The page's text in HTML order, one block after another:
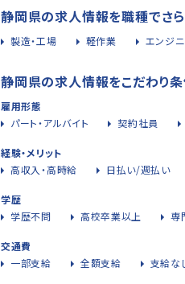
静岡県の求人情報を職種でさ
製造・工場 軽作業 エンジ
静岡県の求人情報をこだわり
雇用形態
パート・アルバイト
契約社員
経験・メリット
高収入・高時給
日払い/週払い
学歴
学歴不問
高校卒業以上 専
交通費
一部支給
全額支給 支給な